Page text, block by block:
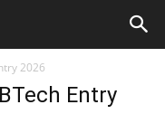
2026
Entry